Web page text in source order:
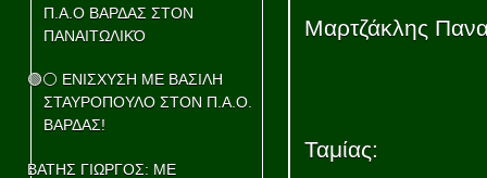
Π.Α.Ο ΒΑΡΔΑΣ ΣΤΟΝ
ΠΑΝΑΙΤΩΛΙΚΌ
🟢⚪ ΕΝΙΣΧΥΣΗ ΜΕ ΒΑΣΙΛΗ
ΣΤΑΥΡΟΠΟΥΛΟ ΣΤΟΝ Π.Α.Ο.
ΒΑΡΔΑΣ!
ΒΑΤΗΣ ΓΙΩΡΓΟΣ: ΜΕ
Μαρτζάκλης
Ταμίας: